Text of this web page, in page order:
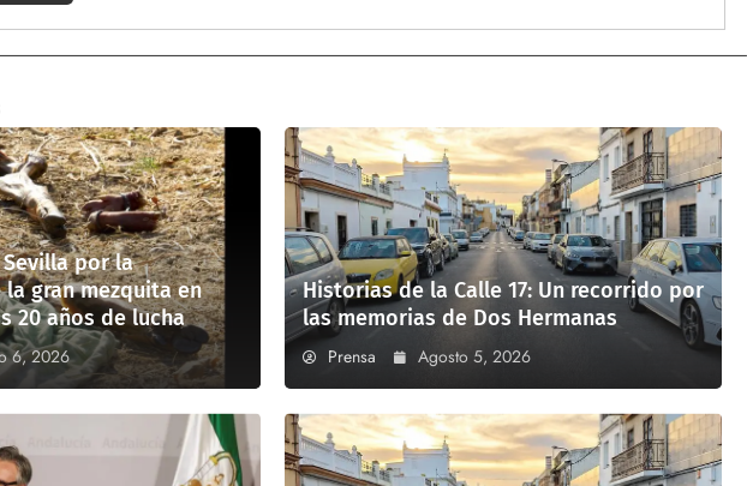
por la
gran mezquita en
20 años de lucha
6, 2026
Historias de la Calle 17: Un recorrido por
las memorias de Dos Hermanas
Prensa Agosto 5, 2026